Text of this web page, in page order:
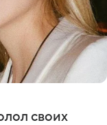
своих